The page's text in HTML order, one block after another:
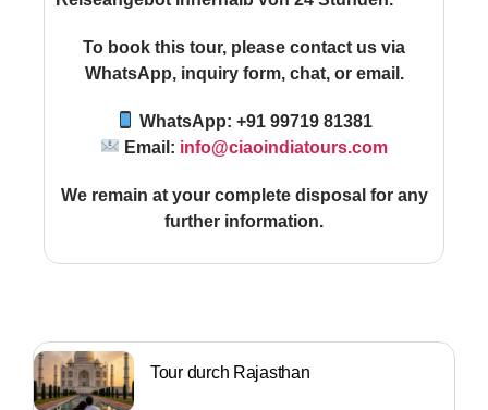
To book this tour, please contact us via
WhatsApp, inquiry form, chat, or email.
WhatsApp: +91 99719 81381
Email: info@ciaoindiatours.com
We remain at your complete disposal for any
further information.
Tour durch Rajasthan